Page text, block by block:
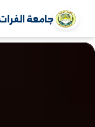
جامعة الفرات